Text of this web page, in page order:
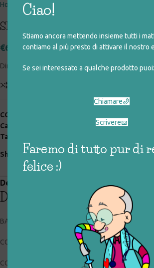
Ciao!
Stiamo ancora mettendo insieme tutti i
contiamo al più presto di attivare il nostro
Se sei interessato a qualche prodotto puoi:
Chiamare
Scrivere
Faremo di tutto pur di
felice :)
Home giocattoli rigenerati
SEGGIOLINO MATITE
€6,00
Dimensioni: altezza 20 cm – larghezza 23 cm
COD:
Categorie:
giocattoli rigenerati, legno, speciali
Tag:
Share:
Descrizione
Descrizione
BARTOLUCCI
CODICE RIGIOCATTOLO: 025_0_118
CONDIZIONI: buone, usato